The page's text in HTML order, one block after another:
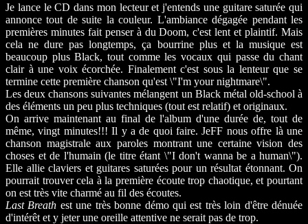
Je lance le CD dans mon lecteur et j'entends une guitare saturée qui
annonce tout de suite la couleur. L'ambiance dégagée pendant les
premières minutes fait penser à du Doom, c'est lent et plaintif. Mais
cela ne dure pas longtemps, ça bourrine plus et la musique est
beaucoup plus Black, tout comme les vocaux qui passe du chant
clair à une voix écorchée. Finalement c'est sous la lenteur que se
termine cette première chanson qu'est \"I'm your nightmare\".
Les deux chansons suivantes mélangent un Black métal old-school à
des éléments un peu plus techniques (tout est relatif) et originaux.
On arrive maintenant au final de l'album d'une durée de, tout de
même, vingt minutes!!! Il y a de quoi faire. JeFF nous offre là une
chanson magistrale aux paroles montrant une certaine vision des
choses et de l'humain (le titre étant \"I don't wanna be a human\").
Elle allie claviers et guitares saturées pour un résultat étonnant. On
pourrait trouver cela à la première écoute trop chaotique, et pourtant
on est très vite charmé au fil des écoutes.
Last Breath est une très bonne démo qui est très loin d'être dénuée
d'intérêt et y jeter une oreille attentive ne serait pas de trop.